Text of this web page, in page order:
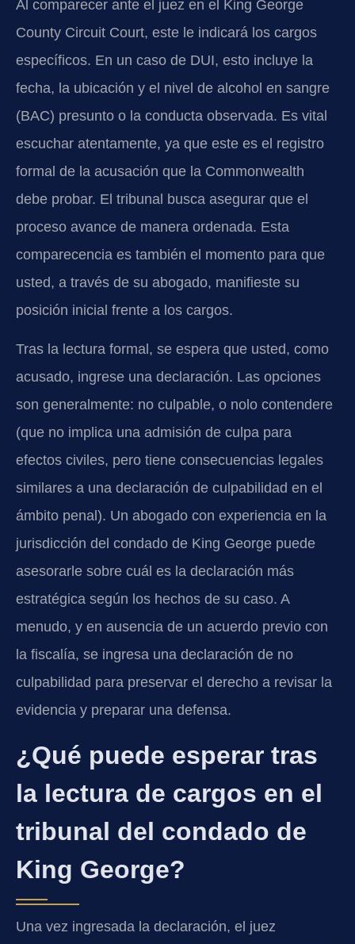
Al comparecer ante el juez en el King George
County Circuit Court, este le indicará los cargos
específicos. En un caso de DUI, esto incluye la
fecha, la ubicación y el nivel de alcohol en sangre
(BAC) presunto o la conducta observada. Es vital
escuchar atentamente, ya que este es el registro
formal de la acusación que la Commonwealth
debe probar. El tribunal busca asegurar que el
proceso avance de manera ordenada. Esta
comparecencia es también el momento para que
usted, a través de su abogado, manifieste su
posición inicial frente a los cargos.
Tras la lectura formal, se espera que usted, como
acusado, ingrese una declaración. Las opciones
son generalmente: no culpable, o nolo contendere
(que no implica una admisión de culpa para
efectos civiles, pero tiene consecuencias legales
similares a una declaración de culpabilidad en el
ámbito penal). Un abogado con experiencia en la
jurisdicción del condado de King George puede
asesorarle sobre cuál es la declaración más
estratégica según los hechos de su caso. A
menudo, y en ausencia de un acuerdo previo con
la fiscalía, se ingresa una declaración de no
culpabilidad para preservar el derecho a revisar la
evidencia y preparar una defensa.
¿Qué puede esperar tras
la lectura de cargos en el
tribunal del condado de
King George?
Una vez ingresada la declaración, el juez